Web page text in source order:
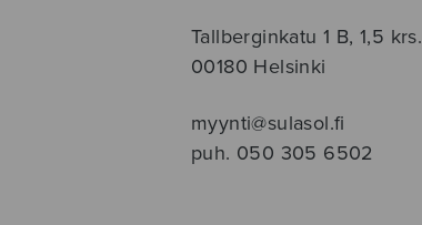
Tallberginkatu 1 B, 1,5 krs.
00180 Helsinki
myynti@sulasol.fi
puh. 050 305 6502